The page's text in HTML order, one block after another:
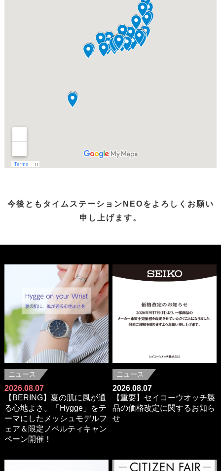
今後ともタイムステーションNEOをよろしくお願い
申し上げます。
ニュース
2026.08.07
【BERING】夏の肌に風が通
る心地よさ。「Hygge」をテ
ーマにしたメッシュモデルフ
ェア＆限定ノベルティキャン
ペーン開催！
ニュース
2026.08.07
【重要】セイコーウオッチ製
品の価格改定に関するお知ら
せ